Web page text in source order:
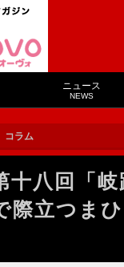
ニュース
NEWS
コラム
十八回「
際立つま